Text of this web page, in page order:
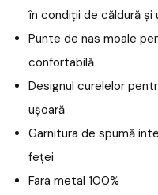
în condiții de căldură și
Punte de nas moale
confortabilă
Designul curelelor
ușoară
Garnitura de spumă
feței
Fara metal 100%